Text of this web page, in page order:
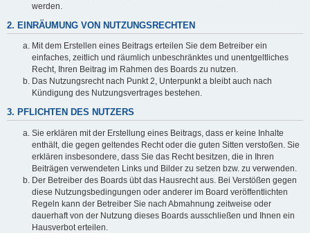
werden.
2. EINRÄUMUNG VON NUTZUNGSRECHTEN
Mit dem Erstellen eines Beitrags erteilen Sie dem Betreiber ein
einfaches, zeitlich und räumlich unbeschränktes und unentgeltliches
Recht, Ihren Beitrag im Rahmen des Boards zu nutzen.
Das Nutzungsrecht nach Punkt 2, Unterpunkt a bleibt auch nach
Kündigung des Nutzungsvertrages bestehen.
3. PFLICHTEN DES NUTZERS
Sie erklären mit der Erstellung eines Beitrags, dass er keine Inhalte
enthält, die gegen geltendes Recht oder die guten Sitten verstoßen. Sie
erklären insbesondere, dass Sie das Recht besitzen, die in Ihren
Beiträgen verwendeten Links und Bilder zu setzen bzw. zu verwenden.
Der Betreiber des Boards übt das Hausrecht aus. Bei Verstößen gegen
diese Nutzungsbedingungen oder anderer im Board veröffentlichten
Regeln kann der Betreiber Sie nach Abmahnung zeitweise oder
dauerhaft von der Nutzung dieses Boards ausschließen und Ihnen ein
Hausverbot erteilen.